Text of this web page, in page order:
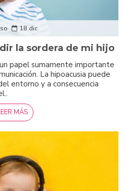
18 dic
la sordera de mi hijo
papel sumamente importante
La hipoacusia puede
entorno y a consecuencia
MÁS